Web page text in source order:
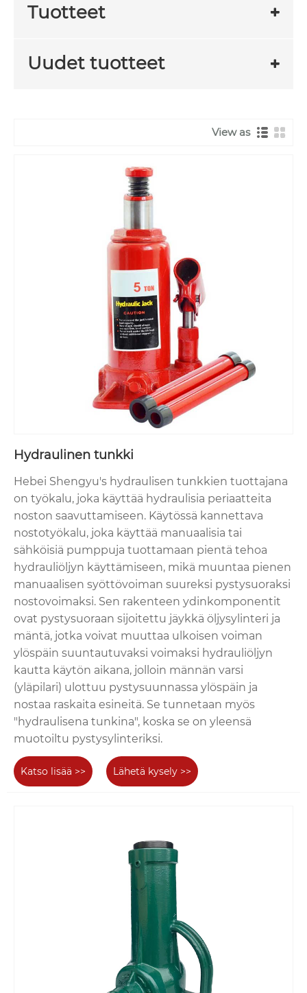
Tuotteet
Uudet tuotteet
View as
Hydraulinen tunkki
Hebei Shengyu's hydraulisen tunkkien tuottajana
on työkalu, joka käyttää hydraulisia periaatteita
noston saavuttamiseen. Käytössä kannettava
nostotyökalu, joka käyttää manuaalisia tai
sähköisiä pumppuja tuottamaan pientä tehoa
hydrauliöljyn käyttämiseen, mikä muuntaa pienen
manuaalisen syöttövoiman suureksi pystysuoraksi
nostovoimaksi. Sen rakenteen ydinkomponentit
ovat pystysuoraan sijoitettu jäykkä öljysylinteri ja
mäntä, jotka voivat muuttaa ulkoisen voiman
ylöspäin suuntautuvaksi voimaksi hydrauliöljyn
kautta käytön aikana, jolloin männän varsi
(yläpilari) ulottuu pystysuunnassa ylöspäin ja
nostaa raskaita esineitä. Se tunnetaan myös
"hydraulisena tunkina", koska se on yleensä
muotoiltu pystysylinteriksi.
Katso lisää >> Lähetä kysely >>